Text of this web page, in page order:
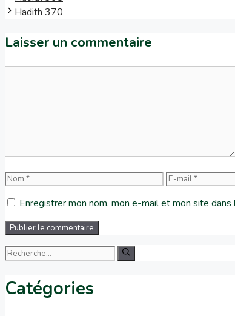
Hadith 370
Laisser un commentaire
Enregistrer mon nom, mon e-mail et mon site
Catégories